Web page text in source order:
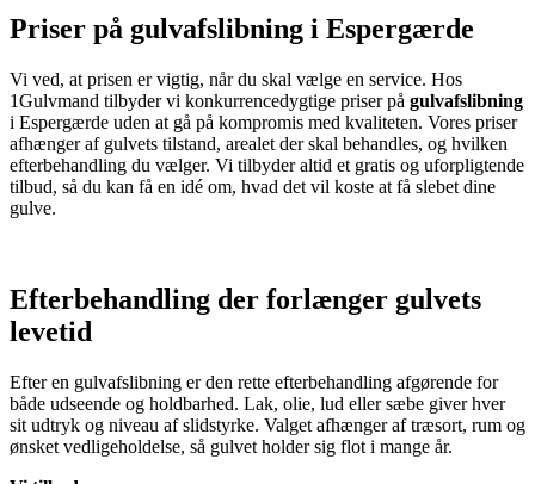
Priser på gulvafslibning i Espergærde
Vi ved, at prisen er vigtig, når du skal vælge en service. Hos
1Gulvmand tilbyder vi konkurrencedygtige priser på gulvafslibning
i Espergærde uden at gå på kompromis med kvaliteten. Vores priser
afhænger af gulvets tilstand, arealet der skal behandles, og hvilken
efterbehandling du vælger. Vi tilbyder altid et gratis og uforpligtende
tilbud, så du kan få en idé om, hvad det vil koste at få slebet dine
gulve.
Efterbehandling der forlænger gulvets
levetid
Efter en gulvafslibning er den rette efterbehandling afgørende for
både udseende og holdbarhed. Lak, olie, lud eller sæbe giver hver
sit udtryk og niveau af slidstyrke. Valget afhænger af træsort, rum og
ønsket vedligeholdelse, så gulvet holder sig flot i mange år.